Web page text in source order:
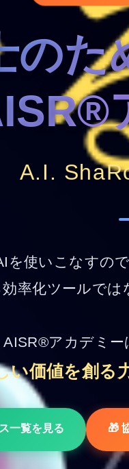
のた
A.I.
を使いこなすので
率化ツールでは
AISR®アカデミー
い価値を創る
一覧を見る 🎁